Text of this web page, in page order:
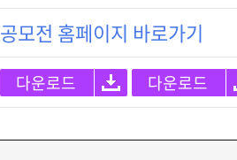
공모전 홈페이지 바로가기
다운로드 다운로드